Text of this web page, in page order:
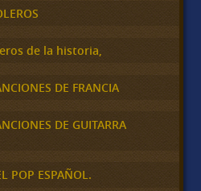
de la historia,
DE FRANCIA
DE GUITARRA
POP ESPAÑOL.